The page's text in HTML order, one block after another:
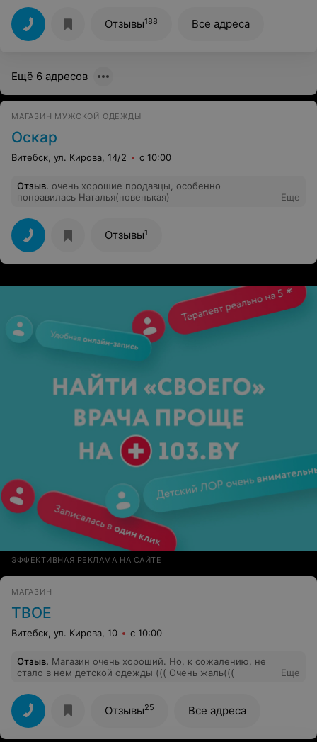
Отзывы188 Все адреса
Ещё 6 адресов
МАГАЗИН МУЖСКОЙ ОДЕЖДЫ
Оскар
Витебск, ул. Кирова, 14/2 с 10:00
Отзыв. очень хорошие продавцы, особенно
понравилась Наталья(новенькая)
Еще
Отзывы1
ЭФФЕКТИВНАЯ РЕКЛАМА НА САЙТЕ
МАГАЗИН
ТВОЕ
Витебск, ул. Кирова, 10 с 10:00
Отзыв. Магазин очень хороший. Но, к сожалению, не
стало в нем детской одежды ((( Очень жаль(((
Еще
Отзывы25 Все адреса